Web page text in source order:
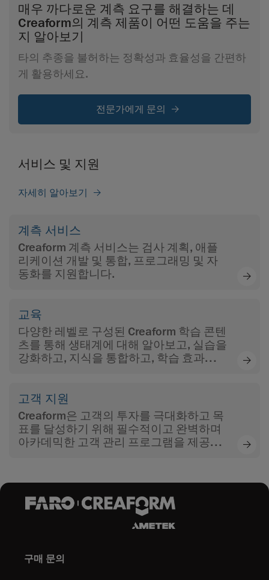
매우 까다로운 계측 요구를 해결하는 데
Creaform의 계측 제품이 어떤 도움을 주는
지 알아보기
타의 추종을 불허하는 정확성과 효율성을 간편하
게 활용하세요.
전문가에게 문의
서비스 및 지원
자세히 알아보기
계측 서비스
Creaform 계측 서비스는 검사 계획, 애플
리케이션 개발 및 통합, 프로그래밍 및 자
동화를 지원합니다.
교육
다양한 레벨로 구성된 Creaform 학습 콘텐
츠를 통해 생태계에 대해 알아보고, 실습을
강화하고, 지식을 통합하고, 학습 효과를
고객 지원
Creaform은 고객의 투자를 극대화하고 목
표를 달성하기 위해 필수적이고 완벽하며
아카데믹한 고객 관리 프로그램을 제공합
구매 문의